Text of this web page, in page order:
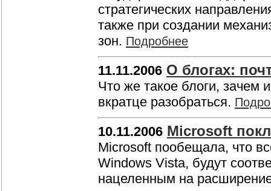
стратегических
также при создании
зон. Подробнее
11.11.2006 О блогах:
Что же такое блоги, зачем
вкратце разобраться.
10.11.2006 Microsoft
Microsoft пообещала, что
Windows Vista, будут
нацеленным на